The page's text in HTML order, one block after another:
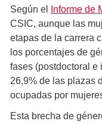
Según el Informe de
CSIC, aunque las
etapas de la carrera
los porcentajes de
fases (postdoctoral e
26,9% de las plazas
ocupadas por
Esta brecha de